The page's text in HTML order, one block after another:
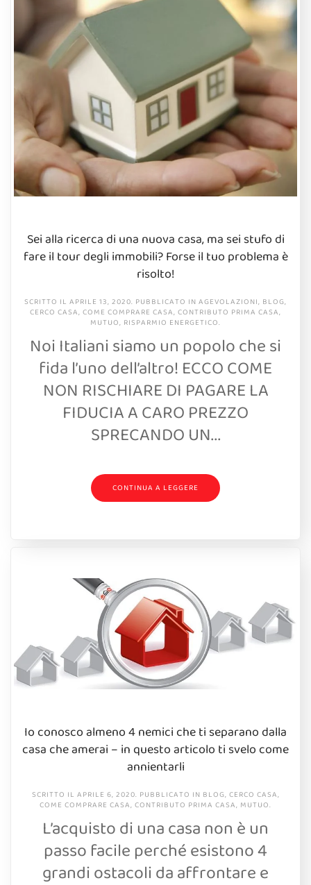
Sei alla ricerca di una nuova casa, ma sei stufo di
fare il tour degli immobili? Forse il tuo problema è
risolto!
SCRITTO IL APRILE 13, 2020. PUBBLICATO IN AGEVOLAZIONI, BLOG,
CERCO CASA, COME COMPRARE CASA, CONTRIBUTO PRIMA CASA,
MUTUO, RISPARMIO ENERGETICO.
Noi Italiani siamo un popolo che si
fida l’uno dell’altro! ECCO COME
NON RISCHIARE DI PAGARE LA
FIDUCIA A CARO PREZZO
SPRECANDO UN...
CONTINUA A LEGGERE
Io conosco almeno 4 nemici che ti separano dalla
casa che amerai – in questo articolo ti svelo come
annientarli
SCRITTO IL APRILE 6, 2020. PUBBLICATO IN BLOG, CERCO CASA,
COME COMPRARE CASA, CONTRIBUTO PRIMA CASA, MUTUO.
L’acquisto di una casa non è un
passo facile perché esistono 4
grandi ostacoli da affrontare e